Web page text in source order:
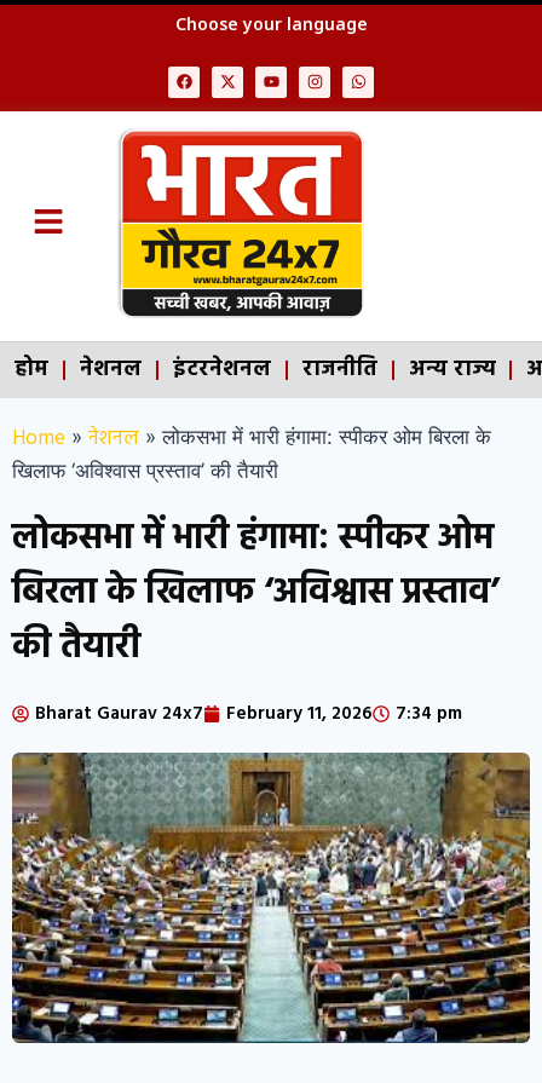
Choose your language
होम नेशनल इंटरनेशनल राजनीति अन्य राज्य
Home » नेशनल » लोकसभा में भारी हंगामा: स्पीकर ओम बिरला के
खिलाफ ‘अविश्वास प्रस्ताव’ की तैयारी
लोकसभा में भारी हंगामा: स्पीकर ओम
बिरला के खिलाफ ‘अविश्वास प्रस्ताव’
की तैयारी
Bharat Gaurav 24x7 February 11, 2026 7:34 pm